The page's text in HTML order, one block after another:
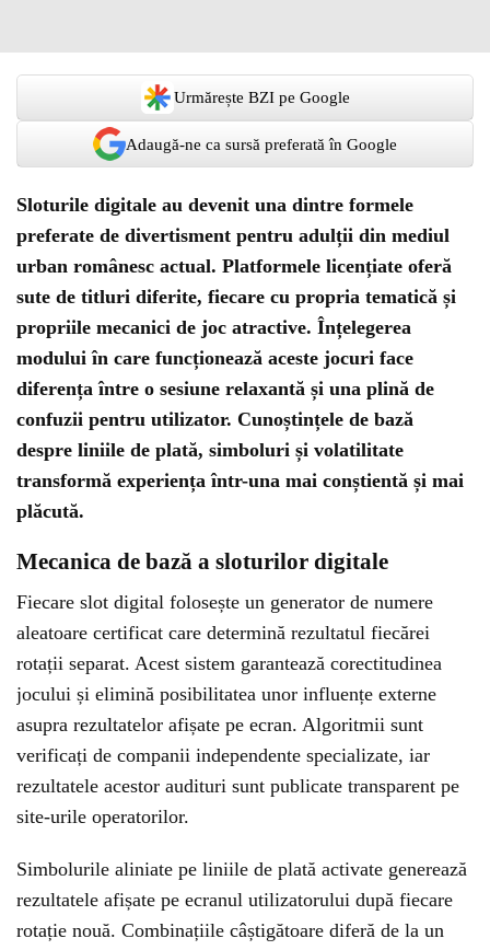
Urmărește BZI pe Google
Adaugă-ne ca sursă preferată în Google
Sloturile digitale au devenit una dintre formele
preferate de divertisment pentru adulții din mediul
urban românesc actual. Platformele licențiate oferă
sute de titluri diferite, fiecare cu propria tematică și
propriile mecanici de joc atractive. Înțelegerea
modului în care funcționează aceste jocuri face
diferența între o sesiune relaxantă și una plină de
confuzii pentru utilizator. Cunoștințele de bază
despre liniile de plată, simboluri și volatilitate
transformă experiența într-una mai conștientă și mai
plăcută.
Mecanica de bază a sloturilor digitale
Fiecare slot digital folosește un generator de numere
aleatoare certificat care determină rezultatul fiecărei
rotații separat. Acest sistem garantează corectitudinea
jocului și elimină posibilitatea unor influențe externe
asupra rezultatelor afișate pe ecran. Algoritmii sunt
verificați de companii independente specializate, iar
rezultatele acestor audituri sunt publicate transparent pe
site-urile operatorilor.
Simbolurile aliniate pe liniile de plată activate generează
rezultatele afișate pe ecranul utilizatorului după fiecare
rotație nouă. Combinațiile câștigătoare diferă de la un